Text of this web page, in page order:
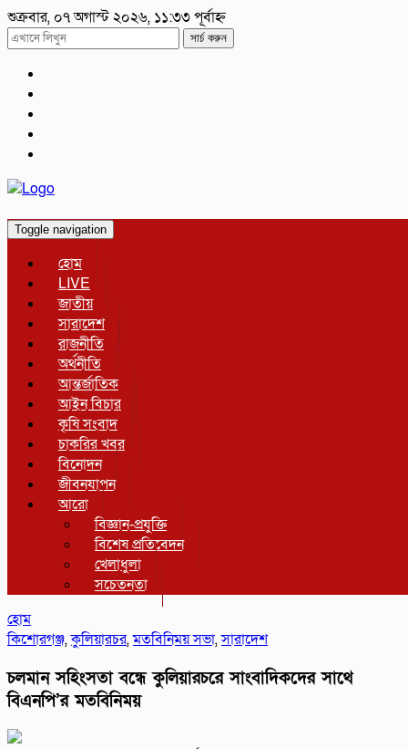
শুক্রবার, ০৭ অগাস্ট ২০২৬, ১১:৩৩ পূর্বাহ্ন
সার্চ করুন
Toggle navigation
হোম
LIVE
জাতীয়
সারাদেশ
রাজনীতি
অর্থনীতি
আন্তর্জাতিক
আইন বিচার
কৃষি সংবাদ
চাকরির খবর
বিনোদন
জীবনযাপন
আরো
বিজ্ঞান-প্রযুক্তি
বিশেষ প্রতিবেদন
খেলাধুলা
সচেতনতা
হোম
কিশোরগঞ্জ,কুলিয়ারচর,মতবিনিময় সভা,সারাদেশ
চলমান সহিংসতা বন্ধে কুলিয়ারচরে সাংবাদিকদের সাথে
বিএনপি’র মতবিনিময়